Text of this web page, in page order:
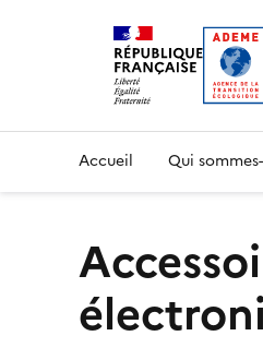
Accueil — Que
Accueil Qui